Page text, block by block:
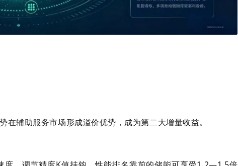
辅助服务市场形成溢价优势，成为第二大增量收益。